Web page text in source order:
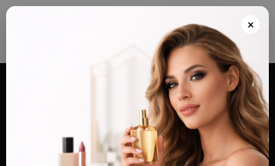
Envios grátis a partir de 100€ para Portugal e Continental e Península Espanhola
ou Levante e pague as suas encomendas nas nossas instalações em Almada
após realizar o seu pedido(indicar no final do pedido)
×